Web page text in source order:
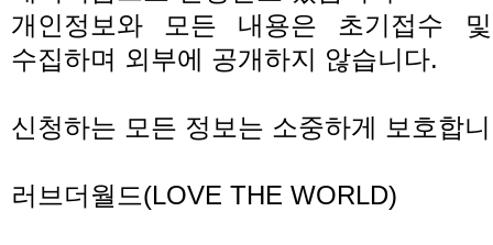
개인정보와 모든 내용은 초기접수
수집하며 외부에 공개하지 않습니다.
신청하는 모든 정보는 소중하게 보호합
러브더월드(LOVE THE WORLD)